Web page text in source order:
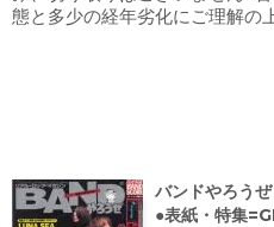
態と多少の経年劣化にご理解の
バンドやろう
●表紙・特集